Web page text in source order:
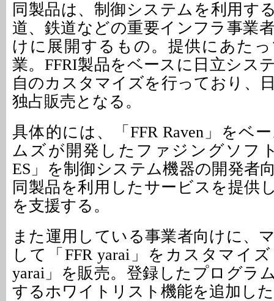
同製品は、制御システムを利用す
道、鉄道などの重要インフラ事業
けに展開するもの。提供にあた
業。FFRI製品をベースに日立シス
自のカスタマイズを行っており、
独占販売となる。
具体的には、「FFR Raven」をベ
ムズが開発したファジングソフ
ES」を制御システム機器の開発者
同製品を利用したサービスを提供
を支援する。
また運用している事業者向けに、
して「FFR yarai」をカスタマイ
yarai」を販売。登録したプログラ
するホワイトリスト機能を追加し